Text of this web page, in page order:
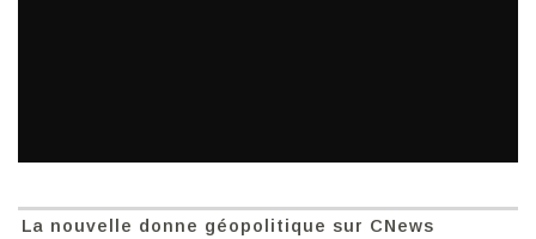
La nouvelle donne géopolitique sur CNews